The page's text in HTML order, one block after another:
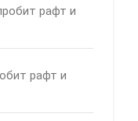
рафт и
рафт и